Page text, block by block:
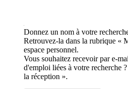
Donnez un nom à votre
Retrouvez-la dans la rubrique «
espace personnel.
Vous souhaitez recevoir par e-
d'emploi liées à votre recherche
la réception ».